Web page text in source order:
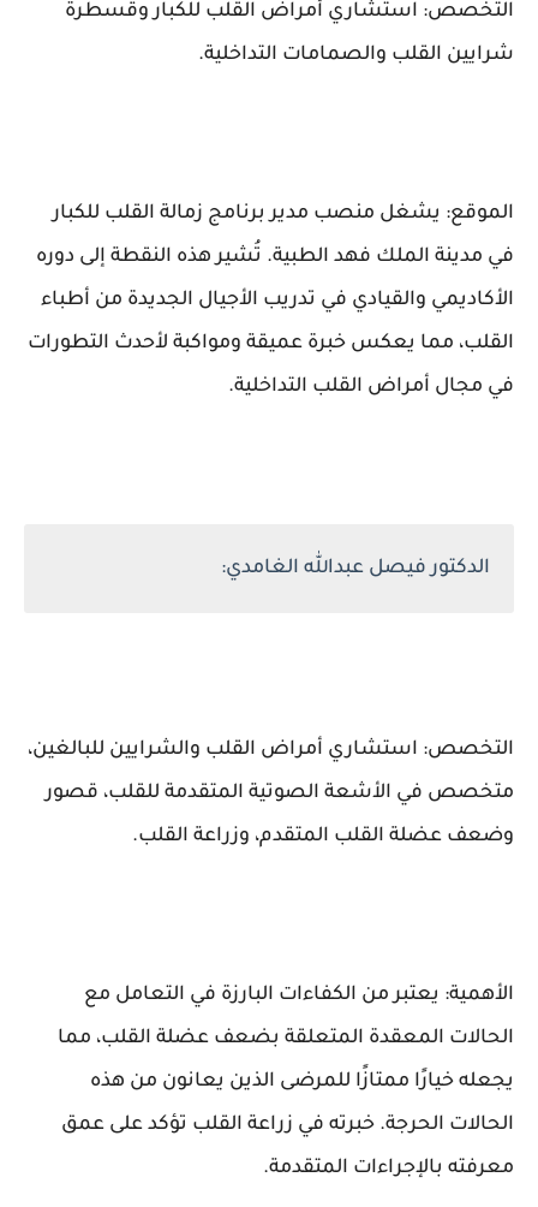
التخصص: استشاري أمراض القلب للكبار وقسطرة
شرايين القلب والصمامات التداخلية.
الموقع: يشغل منصب مدير برنامج زمالة القلب للكبار
في مدينة الملك فهد الطبية. تُشير هذه النقطة إلى دوره
الأكاديمي والقيادي في تدريب الأجيال الجديدة من أطباء
القلب، مما يعكس خبرة عميقة ومواكبة لأحدث التطورات
في مجال أمراض القلب التداخلية.
الدكتور فيصل عبدالله الغامدي:
التخصص: استشاري أمراض القلب والشرايين للبالغين،
متخصص في الأشعة الصوتية المتقدمة للقلب، قصور
وضعف عضلة القلب المتقدم، وزراعة القلب.
الأهمية: يعتبر من الكفاءات البارزة في التعامل مع
الحالات المعقدة المتعلقة بضعف عضلة القلب، مما
يجعله خيارًا ممتازًا للمرضى الذين يعانون من هذه
الحالات الحرجة. خبرته في زراعة القلب تؤكد على عمق
معرفته بالإجراءات المتقدمة.